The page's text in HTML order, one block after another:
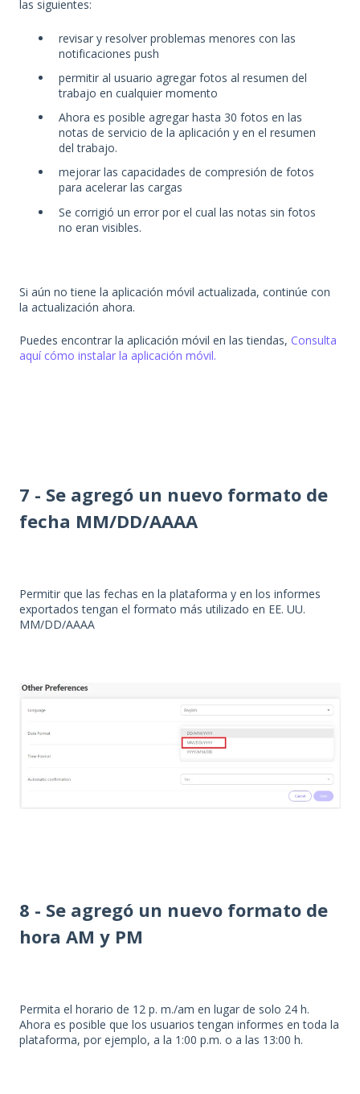
las siguientes:
revisar y resolver problemas menores con las
notificaciones push
permitir al usuario agregar fotos al resumen del
trabajo en cualquier momento
Ahora es posible agregar hasta 30 fotos en las
notas de servicio de la aplicación y en el resumen
del trabajo.
mejorar las capacidades de compresión de fotos
para acelerar las cargas
Se corrigió un error por el cual las notas sin fotos
no eran visibles.
Si aún no tiene la aplicación móvil actualizada, continúe con
la actualización ahora.
Puedes encontrar la aplicación móvil en las tiendas, Consulta
aquí cómo instalar la aplicación móvil.
7 - Se agregó un nuevo formato de
fecha MM/DD/AAAA
Permitir que las fechas en la plataforma y en los informes
exportados tengan el formato más utilizado en EE. UU.
MM/DD/AAAA
8 - Se agregó un nuevo formato de
hora AM y PM
Permita el horario de 12 p. m./am en lugar de solo 24 h.
Ahora es posible que los usuarios tengan informes en toda la
plataforma, por ejemplo, a la 1:00 p.m. o a las 13:00 h.